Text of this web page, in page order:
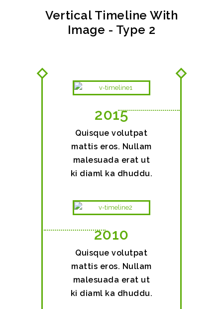
Vertical Timeline With
Image - Type 2
2015
Quisque volutpat
mattis eros. Nullam
malesuada erat ut
ki diaml ka dhuddu.
2010
Quisque volutpat
mattis eros. Nullam
malesuada erat ut
ki diaml ka dhuddu.